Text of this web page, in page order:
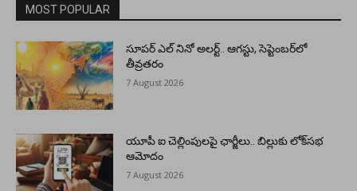
MOST POPULAR
సూపర్ ఎల్ నినో అలర్ట్.. ఆగస్టు, సెప్టెంబర్‌లో
తీవ్రతరం
7 August 2026
యూపీ ఐ చెల్లింపులపై ఛార్జీలు.. బిల్లుకు లోక్‌సభ
ఆమోదం
7 August 2026